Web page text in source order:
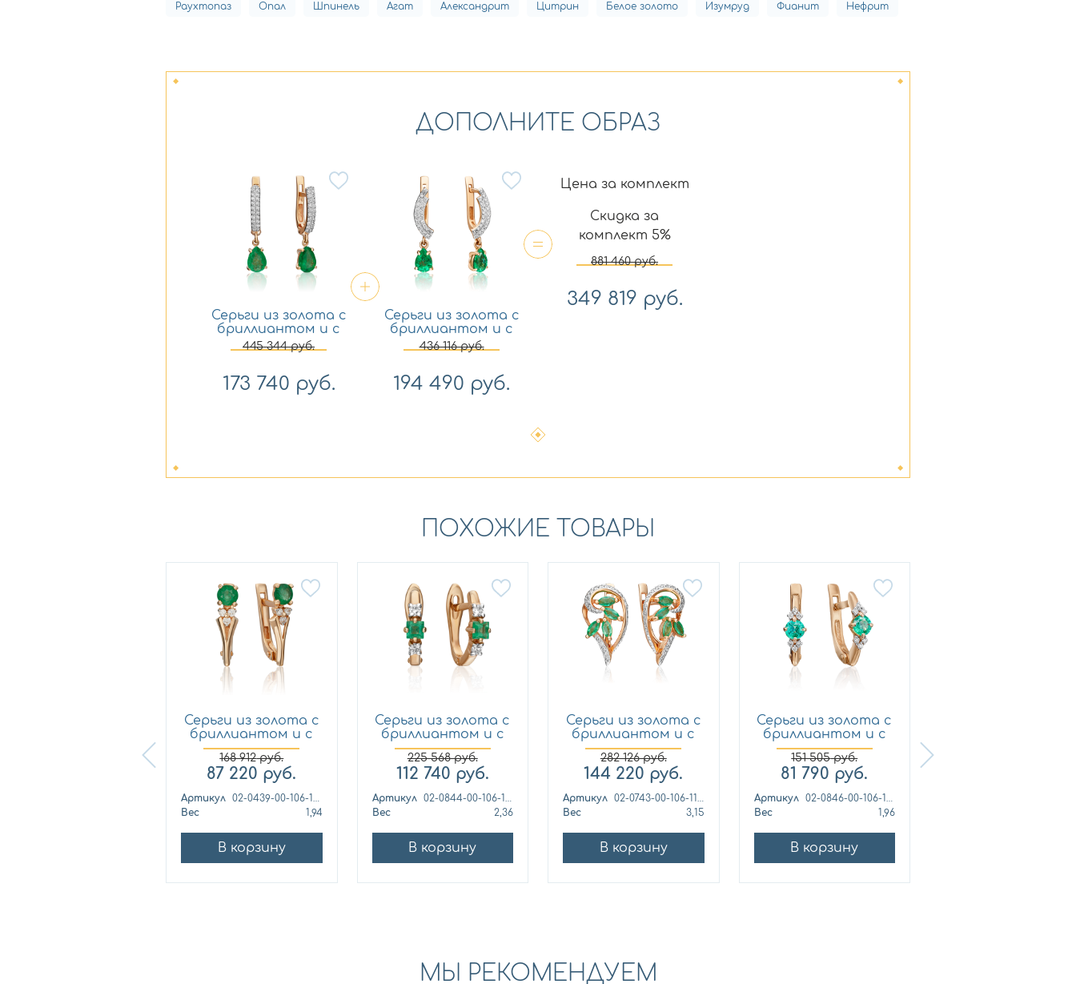
Раухтопаз Опал Шпинель Агат Александрит Цитрин Белое золото Изумруд Фианит Нефрит
ДОПОЛНИТЕ ОБРАЗ
Серьги из золота с
бриллиантом и с
изумрудом
Платина 02-0213-00-
445 344руб.
173 740 руб.
Серьги из золота с
бриллиантом и с
изумрудом
Платина 02-0233-00-
436 116руб.
194 490 руб.
Цена за комплект
Скидка за
комплект 5%
881 460руб.
349 819 руб.
ПОХОЖИЕ ТОВАРЫ
Серьги из золота с
бриллиантом и с
из...
168 912руб.
87 220 руб.
Артикул
Вес
1,94
В корзину
Серьги из золота с
бриллиантом и с
из...
225 568руб.
112 740 руб.
Артикул
Вес
2,36
В корзину
Серьги из золота с
бриллиантом и с
из...
282 126руб.
144 220 руб.
Артикул
Вес
3,15
В корзину
Серьги из золота с
бриллиантом и с
из...
151 505руб.
81 790 руб.
Артикул
Вес
1,96
В корзину
МЫ РЕКОМЕНДУЕМ